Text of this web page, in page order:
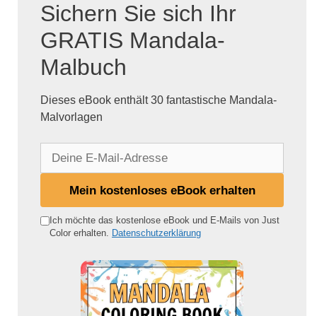
Sichern Sie sich Ihr
GRATIS Mandala-
Malbuch
Dieses eBook enthält 30 fantastische Mandala-
Malvorlagen
e
Mein kostenloses eBook erhalten
Ich möchte das kostenlose eBook und E-Mails von Just
Color erhalten. Datenschutzerklärung